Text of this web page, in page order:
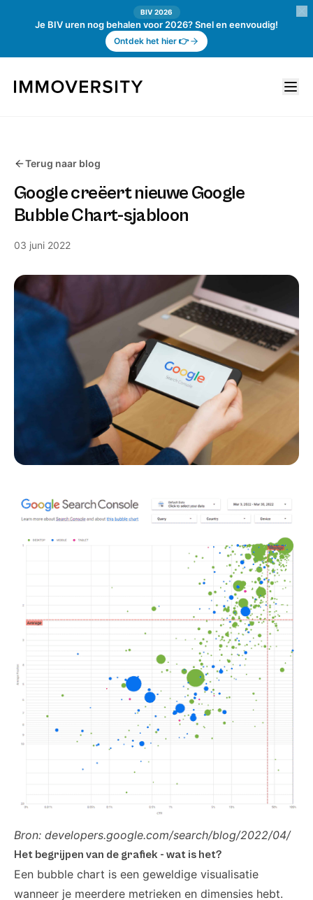
BIV 2026
Je BIV uren nog behalen voor 2026? Snel en eenvoudig!
Ontdek het hier 👉
Terug naar blog
Google creëert nieuwe Google
Bubble Chart-sjabloon
03 juni 2022
Bron: developers.google.com/search/blog/2022/04/
Het begrijpen van de grafiek - wat is het?
Een bubble chart is een geweldige visualisatie
wanneer je meerdere metrieken en dimensies hebt.